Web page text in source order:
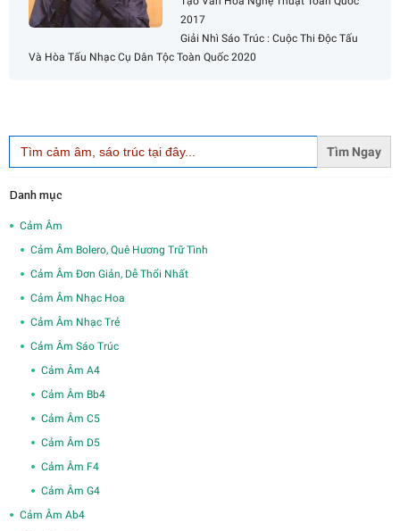
2017
Giải Nhì Sáo Trúc : Cuộc Thi Độc Tấu
Và Hòa Tấu Nhạc Cụ Dân Tộc Toàn Quốc 2020
Search
for:
Danh mục
Cảm Âm
Cảm Âm Bolero, Quê Hương Trữ Tình
Cảm Âm Đơn Giản, Dễ Thổi Nhất
Cảm Âm Nhạc Hoa
Cảm Âm Nhạc Trẻ
Cảm Âm Sáo Trúc
Cảm Âm A4
Cảm Âm Bb4
Cảm Âm C5
Cảm Âm D5
Cảm Âm F4
Cảm Âm G4
Cảm Âm Ab4